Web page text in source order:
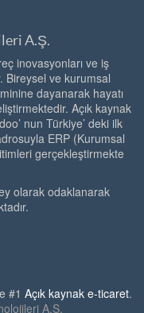
A.Ş.
inovasyonları ve iş
Bireysel ve kurumsal
dayanarak hayatı
Açık kaynak
nun Türkiye’ deki ilk
ERP (Kurumsal
gerçekleştirmekte
olarak odaklanarak
#1 Açık kaynak e-ticaret.
A.Ş.